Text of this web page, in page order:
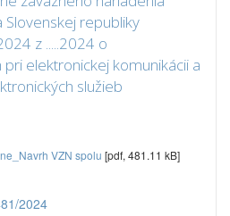
republiky
z .....2024 o
elektronickej komunikácii a
služieb
VZN spolu [pdf, 481.11 kB]
2024